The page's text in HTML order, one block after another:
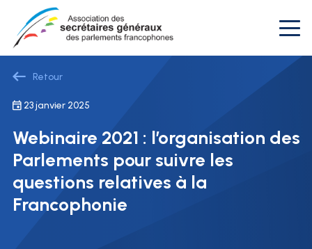
Retour
23 janvier 2025
Webinaire 2021 : l’organisation des
Parlements pour suivre les
questions relatives à la
Francophonie